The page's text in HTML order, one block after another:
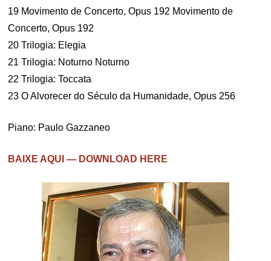
19 Movimento de Concerto, Opus 192 Movimento de
Concerto, Opus 192
20 Trilogia: Elegia
21 Trilogia: Noturno Noturno
22 Trilogia: Toccata
23 O Alvorecer do Século da Humanidade, Opus 256
Piano: Paulo Gazzaneo
BAIXE AQUI — DOWNLOAD HERE